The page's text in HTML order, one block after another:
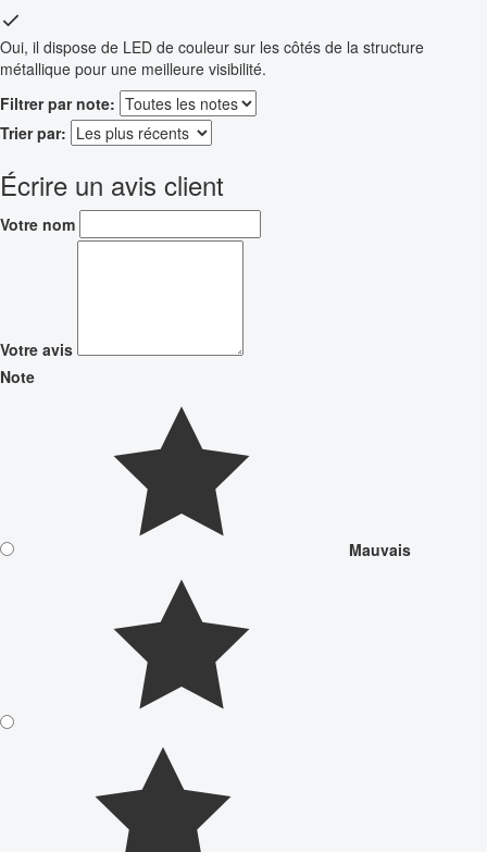
Oui, il dispose de LED de couleur sur les côtés de la structure
métallique pour une meilleure visibilité.
Filtrer par note:
Trier par:
Écrire un avis client
Votre nom
Votre avis
Note
Mauvais